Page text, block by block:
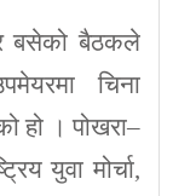
बसेको बैठकले
चिना
हो । पोखरा–
युवा मोर्चा,